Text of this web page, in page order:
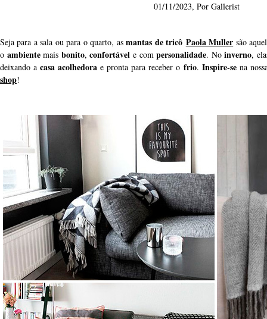
01/11/2023, Por Gallerist
Seja para a sala ou para o quarto, asmantas de tricô Paola Muller são
o ambientemais bonito, confortável e compersonalidade. Noinverno,
deixando acasa acolhedora e pronta para receber o frio. Inspire-sena
shop!